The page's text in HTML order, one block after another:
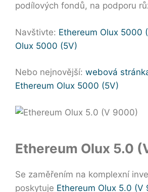
podílových fondů, na podporu
Navštivte: Ethereum Olux 5000
Olux 5000 (5V)
Nebo nejnovější: webová
Ethereum Olux 5000 (5V)
Ethereum Olux 5.0
Se zaměřením na komplexní
poskytuje Ethereum Olux 5.0 (V